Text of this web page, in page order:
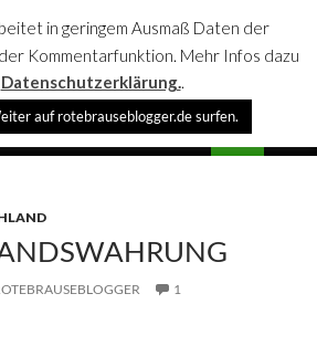
1
in geringem Ausmaß Daten der
Kommentarfunktion. Mehr Infos dazu
Datenschutzerklärung..
auf rotebrauseblogger.de surfen.